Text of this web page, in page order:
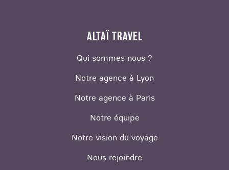
ALTAÏ TRAVEL
Qui sommes nous ?
Notre agence à Lyon
Notre agence à Paris
Notre équipe
Notre vision du voyage
Nous rejoindre